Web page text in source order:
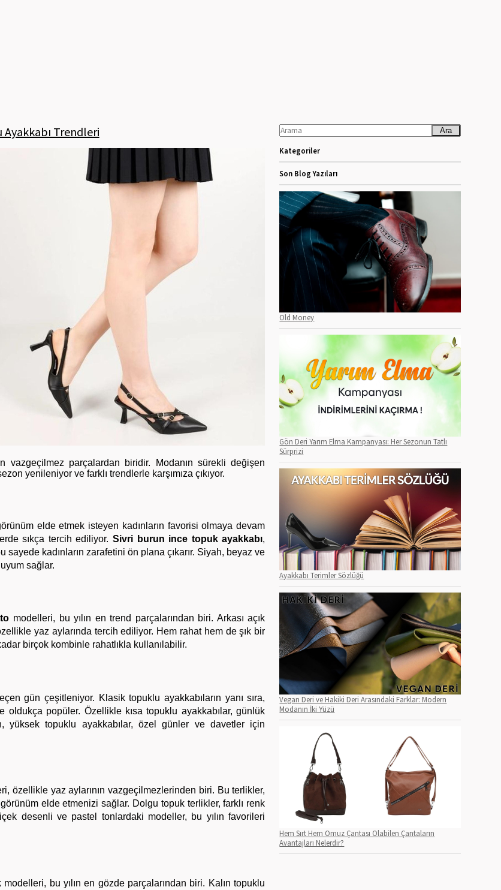
Trendleri
vazgeçilmez parçalardan biridir. Modanın sürekli değişen
yenileniyor ve farklı trendlerle karşımıza çıkıyor.
elde etmek isteyen kadınların favorisi olmaya devam
sıkça tercih ediliyor. Sivri burun ince topuk ayakkabı,
kadınların zarafetini ön plana çıkarır. Siyah, beyaz ve
sağlar.
modelleri, bu yılın en trend parçalarından biri. Arkası açık
yaz aylarında tercih ediliyor. Hem rahat hem de şık bir
birçok kombinle rahatlıkla kullanılabilir.
gün çeşitleniyor. Klasik topuklu ayakkabıların yanı sıra,
oldukça popüler. Özellikle kısa topuklu ayakkabılar, günlük
yüksek topuklu ayakkabılar, özel günler ve davetler için
özellikle yaz aylarının vazgeçilmezlerinden biri. Bu terlikler,
elde etmenizi sağlar. Dolgu topuk terlikler, farklı renk
desenli ve pastel tonlardaki modeller, bu yılın favorileri
modelleri, bu yılın en gözde parçalarından biri. Kalın topuklu
Ara
Kategoriler
Son Blog Yazıları
Old Money
Gön Deri Yarım Elma Kampanyası: Her Sezonun Tatlı
Sürprizi
Ayakkabı Terimler Sözlüğü
Vegan Deri ve Hakiki Deri Arasındaki Farklar: Modern
Modanın İki Yüzü
Hem Sırt Hem Omuz Çantası Olabilen Çantaların
Avantajları Nelerdir?